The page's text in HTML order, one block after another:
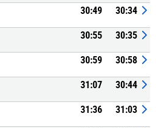
30:49 30:34
30:55 30:35
30:59 30:58
31:07 30:44
31:36 31:03